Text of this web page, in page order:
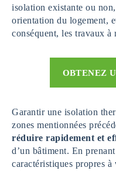
isolation existante ou
orientation du logement,
conséquent, les travaux à
OBTENEZ
Garantir une isolation
zones mentionnées
réduire rapidement et
d’un bâtiment. En
caractéristiques propres